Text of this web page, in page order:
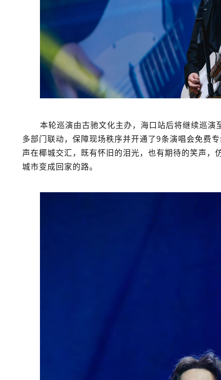
本轮巡演由古驰文化主办，海口站后将继续巡
多部门联动，保障现场秩序并开通了9条演唱会免费
声在椰城交汇，既有怀旧的泪光，也有期待的笑声
城市变成回家的路。